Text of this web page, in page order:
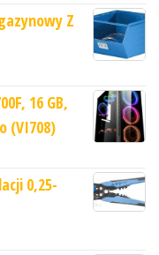
Z
16 GB,
(VI708)
0,25-